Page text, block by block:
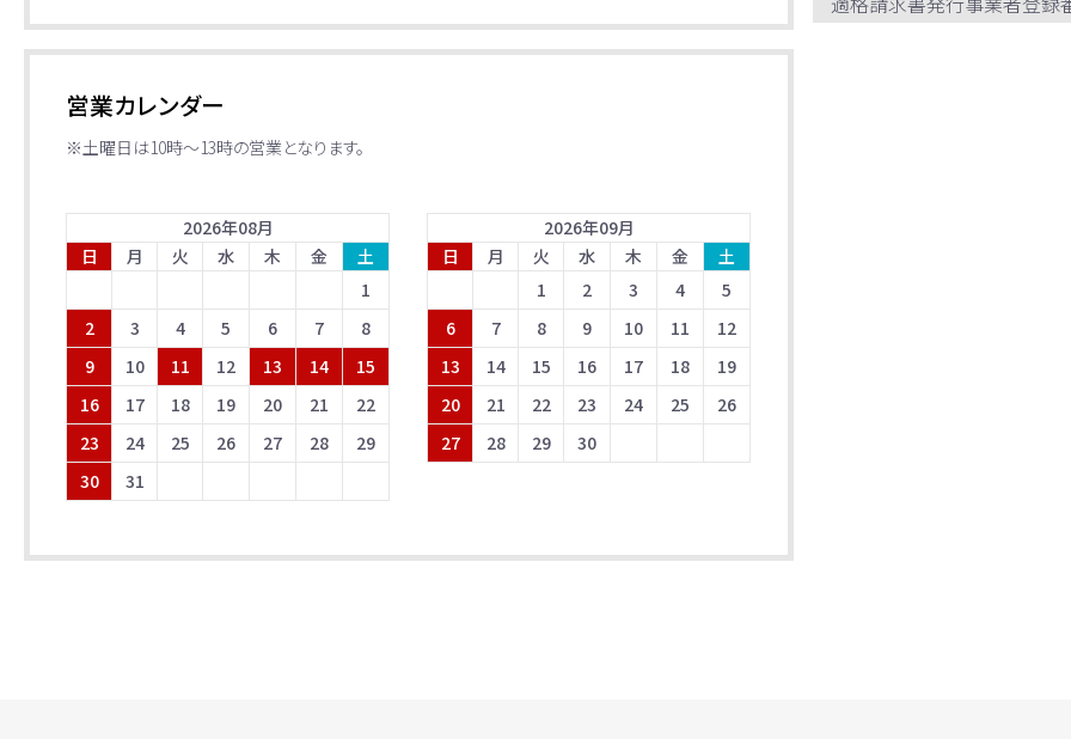
営業カレンダー
※土曜日は10時～13時の営業となります。
2026年08月
日
月 火 水 木 金
土
1
2
3 4 5 6 7
8
9
10 11 12 13 14
15
16
17 18 19 20 21
22
23
24 25 26 27 28
29
30
31
2026年09月
日
月 火 水 木 金
土
1
2 3 4
5
6
7 8 9 10 11
12
13
14 15 16 17 18
19
20
21 22 23 24 25
26
27
28 29 30